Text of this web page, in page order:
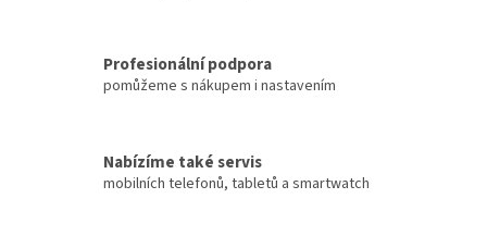
Profesionální podpora
pomůžeme s nákupem i nastavením
Nabízíme také servis
mobilních telefonů, tabletů a smartwatch